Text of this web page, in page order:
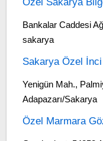
Bankalar Caddesi
sakarya
Sakarya Özel
Yenigün Mah.,
Adapazarı/Sakarya
Özel Marmara